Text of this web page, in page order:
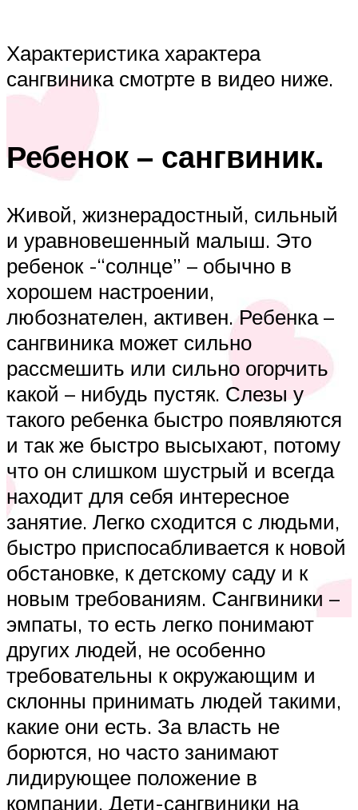
Характеристика характера
сангвиника смотрте в видео ниже.
Ребенок – сангвиник.
Живой, жизнерадостный, сильный
и уравновешенный малыш. Это
ребенок -“солнце” – обычно в
хорошем настроении,
любознателен, активен. Ребенка –
сангвиника может сильно
рассмешить или сильно огорчить
какой – нибудь пустяк. Слезы у
такого ребенка быстро появляются
и так же быстро высыхают, потому
что он слишком шустрый и всегда
находит для себя интересное
занятие. Легко сходится с людьми,
быстро приспосабливается к новой
обстановке, к детскому саду и к
новым требованиям. Сангвиники –
эмпаты, то есть легко понимают
других людей, не особенно
требовательны к окружающим и
склонны принимать людей такими,
какие они есть. За власть не
борются, но часто занимают
лидирующее положение в
компании. Дети-сангвиники на